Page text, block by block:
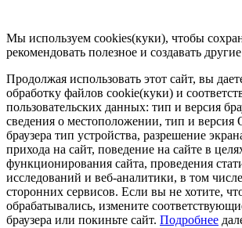
Мы используем cookies(куки), чтобы
рекомендовать полезное и создавать
Продолжая использовать этот сайт, вы
обработку файлов cookie(куки) и
пользовательских данных: тип и версия
сведения о местоположении, тип и
браузера тип устройства, разрешение
прихода на сайт, поведение на сайте в
функционирования сайта, проведения
исследований и веб-аналитики, в том
сторонних сервисов. Если вы не хотите,
обрабатывались, измените
браузера или покиньте сайт. Подробнее